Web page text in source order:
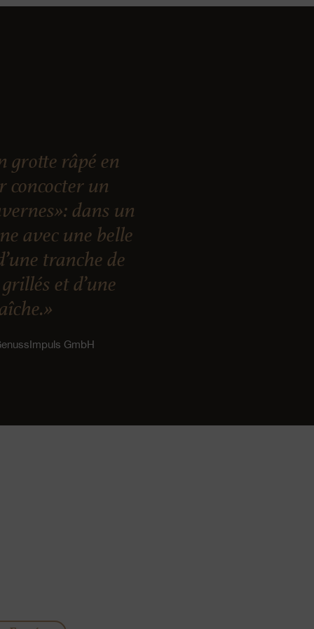
grotte râpé en
concocter un
dans un
avec une belle
tranche de
et d’une
GmbH